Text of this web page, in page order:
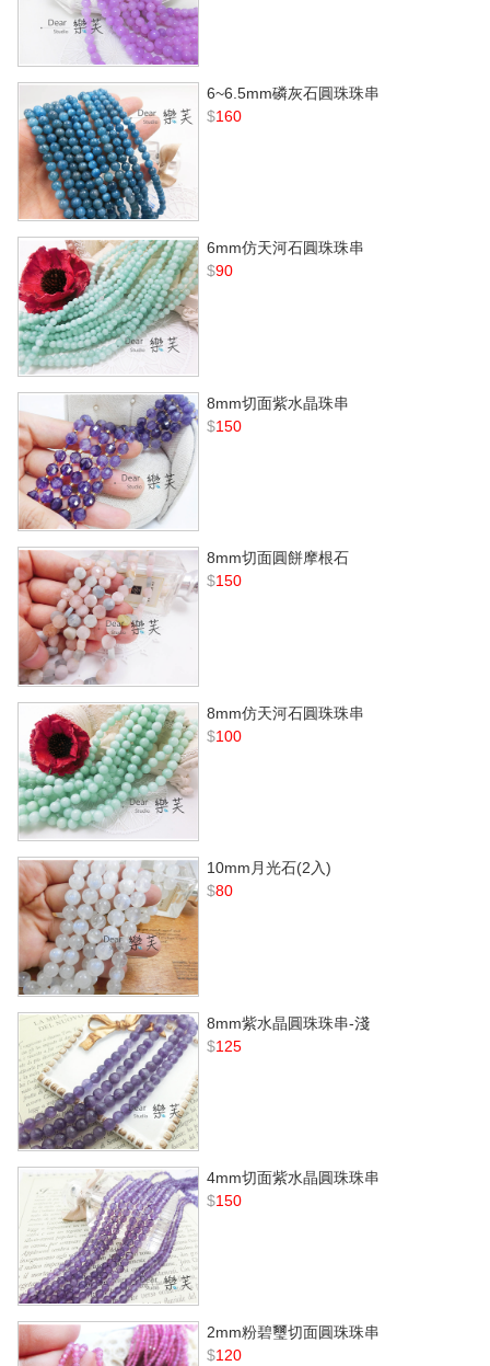
6~6.5mm磷灰石圓珠珠串
$160
6mm仿天河石圓珠珠串
$90
8mm切面紫水晶珠串
$150
8mm切面圓餅摩根石
$150
8mm仿天河石圓珠珠串
$100
10mm月光石(2入)
$80
8mm紫水晶圓珠珠串-淺
$125
4mm切面紫水晶圓珠珠串
$150
2mm粉碧璽切面圓珠珠串
$120